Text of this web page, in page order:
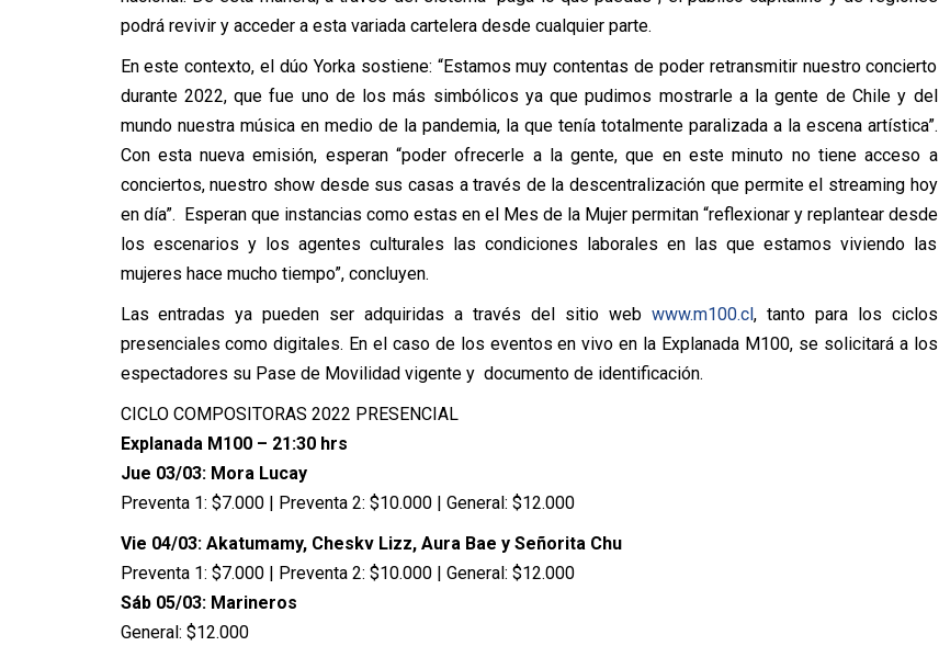
podrá revivir y acceder a esta variada cartelera desde cualquier parte.
En este contexto, el dúo Yorka sostiene: “Estamos muy contentas de poder retransmitir nuestro concierto
durante 2022, que fue uno de los más simbólicos ya que pudimos mostrarle a la gente de Chile y del
mundo nuestra música en medio de la pandemia, la que tenía totalmente paralizada a la escena artística”.
Con esta nueva emisión, esperan “poder ofrecerle a la gente, que en este minuto no tiene acceso a
conciertos, nuestro show desde sus casas a través de la descentralización que permite el streaming hoy
en día”. Esperan que instancias como estas en el Mes de la Mujer permitan “reflexionar y replantear desde
los escenarios y los agentes culturales las condiciones laborales en las que estamos viviendo las
mujeres hace mucho tiempo”, concluyen.
Las entradas ya pueden ser adquiridas a través del sitio web www.m100.cl, tanto para los ciclos
presenciales como digitales. En el caso de los eventos en vivo en la Explanada M100, se solicitará a los
espectadores su Pase de Movilidad vigente y documento de identificación.
CICLO COMPOSITORAS 2022 PRESENCIAL
Explanada M100 – 21:30 hrs
Jue 03/03: Mora Lucay
Preventa 1: $7.000 | Preventa 2: $10.000 | General: $12.000
Vie 04/03: Akatumamy, Cheskv Lizz, Aura Bae y Señorita Chu
Preventa 1: $7.000 | Preventa 2: $10.000 | General: $12.000
Sáb 05/03: Marineros
General: $12.000